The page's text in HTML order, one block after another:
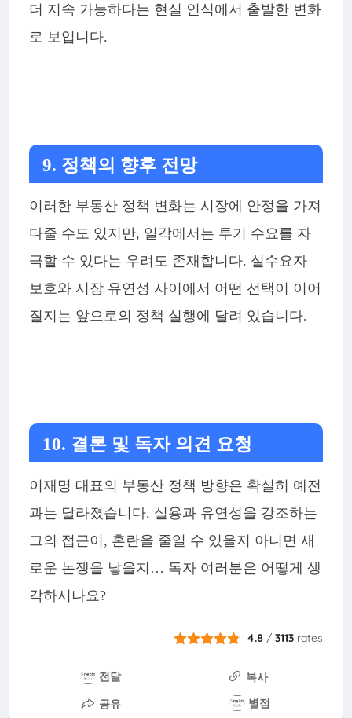
더 지속 가능하다는 현실 인식에서 출발한 변화
로 보입니다.
9. 정책의 향후 전망
이러한 부동산 정책 변화는 시장에 안정을 가져
다줄 수도 있지만, 일각에서는 투기 수요를 자
극할 수 있다는 우려도 존재합니다. 실수요자
보호와 시장 유연성 사이에서 어떤 선택이 이어
질지는 앞으로의 정책 실행에 달려 있습니다.
10. 결론 및 독자 의견 요청
이재명 대표의 부동산 정책 방향은 확실히 예전
과는 달라졌습니다. 실용과 유연성을 강조하는
그의 접근이, 혼란을 줄일 수 있을지 아니면 새
로운 논쟁을 낳을지… 독자 여러분은 어떻게 생
각하시나요?
4.8 /3113 rates
전달
복사
공유
별점